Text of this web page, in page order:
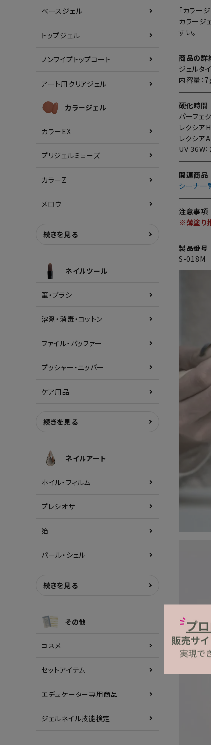
ベースジェル
トップジェル
ノンワイプトップコート
アート用クリアジェル
カラージェル
カラーEX
プリジェルミューズ
カラーZ
メロウ
続きを見る
ネイルツール
筆・ブラシ
溶剤・消毒・コットン
ファイル・バッファー
プッシャー・ニッパー
ケア用品
続きを見る
ネイルアート
ホイル・フィルム
プレシオサ
箔
パール・シェル
続きを見る
その他
コスメ
セットアイテム
エデュケーター専用商品
ジェルネイル技能検定
「カラー
カラージ
すい。
商品の詳
ジェルタ
内容量：
硬化時間
パーフェ
レクシア
レクシア
UV 36W
関連商品
シーナ一
注意事項
※薄塗り
製品番号
S-018M